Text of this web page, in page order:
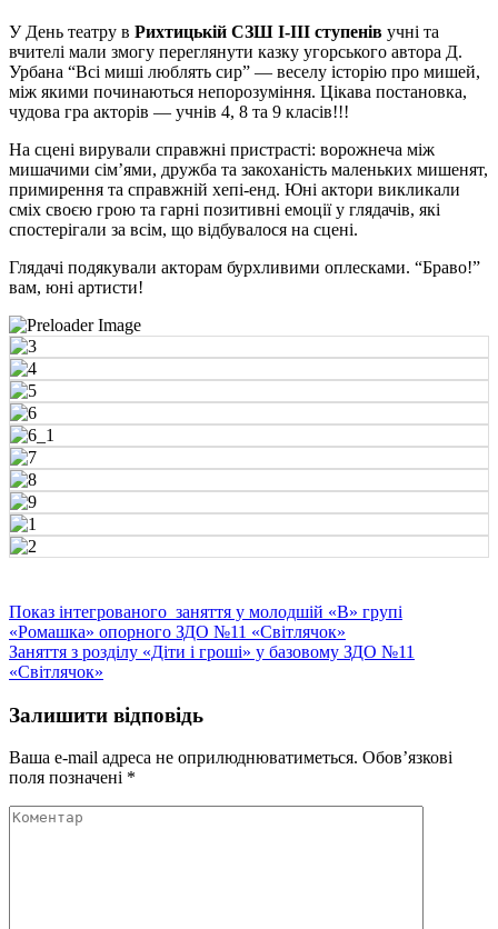
У День театру в Рихтицькій СЗШ І-ІІІ ступенів учні та
вчителі мали змогу переглянути казку угорського автора Д.
Урбана “Всі миші люблять сир” — веселу історію про мишей,
між якими починаються непорозуміння. Цікава постановка,
чудова гра акторів — учнів 4, 8 та 9 класів!!!
На сцені вирували справжні пристрасті: ворожнеча між
мишачими сім’ями, дружба та закоханість маленьких мишенят,
примирення та справжній хепі-енд. Юні актори викликали
сміх своєю грою та гарні позитивні емоції у глядачів, які
спостерігали за всім, що відбувалося на сцені.
Глядачі подякували акторам бурхливими оплесками. “Браво!”
вам, юні артисти!
Навігація
записів
Показ інтегрованого заняття у молодшій «В» групі
«Ромашка» опорного ЗДО №11 «Світлячок»
Заняття з розділу «Діти і гроші» у базовому ЗДО №11
«Світлячок»
Залишити відповідь
Ваша e-mail адреса не оприлюднюватиметься. Обов’язкові
поля позначені *
Коментар